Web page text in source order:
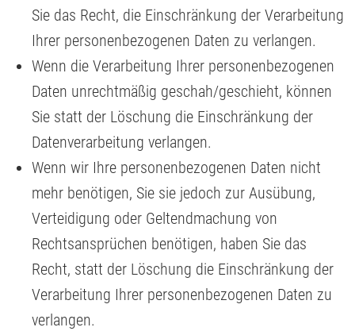
Sie das Recht, die Einschränkung der Verarbeitung
Ihrer personenbezogenen Daten zu verlangen.
Wenn die Verarbeitung Ihrer personenbezogenen
Daten unrechtmäßig geschah/geschieht, können
Sie statt der Löschung die Einschränkung der
Datenverarbeitung verlangen.
Wenn wir Ihre personenbezogenen Daten nicht
mehr benötigen, Sie sie jedoch zur Ausübung,
Verteidigung oder Geltendmachung von
Rechtsansprüchen benötigen, haben Sie das
Recht, statt der Löschung die Einschränkung der
Verarbeitung Ihrer personenbezogenen Daten zu
verlangen.